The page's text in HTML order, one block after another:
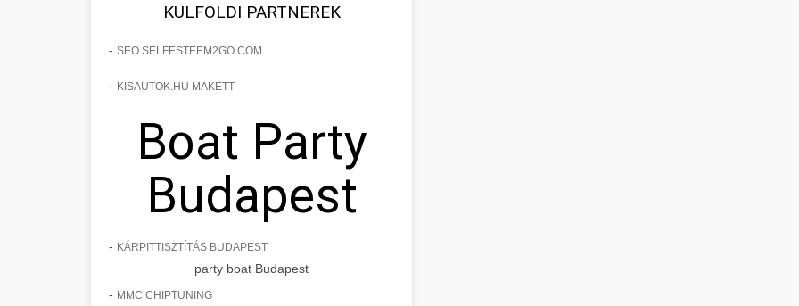
KÜLFÖLDI PARTNEREK
- SEO SELFESTEEM2GO.COM
- KISAUTOK.HU MAKETT
Boat Party
Budapest
- KÁRPITTISZTÍTÁS BUDAPEST
party boat Budapest
- MMC CHIPTUNING